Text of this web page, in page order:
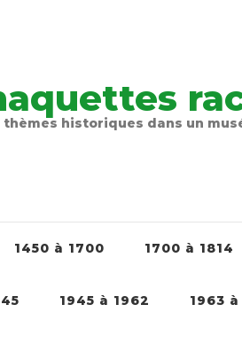
historiques dans un
1450 à 1700 1700 à 1814
1945 à 1962 1963